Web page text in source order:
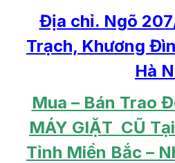
Địa chỉ. Ngõ
Trạch, Khương
Hà
Mua – Bán Trao
MÁY GIẶT CŨ
Tỉnh Miền Bắc –